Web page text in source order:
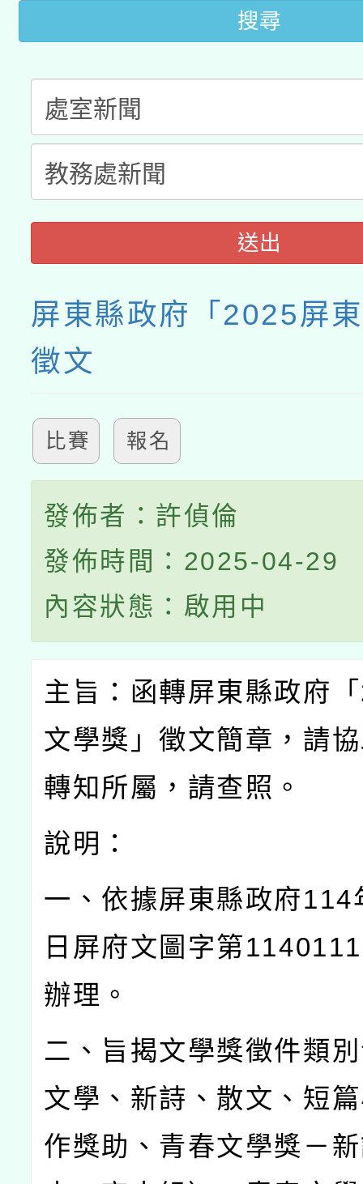
開 智慧啟航」搜尋
送出
屏東縣政府「2025屏
徵文
比賽 報名
發佈者：許偵倫
發佈時間：2025-04-29
內容狀態：啟用中
主旨：函轉屏東縣政府「
文學獎」徵文簡章，請
轉知所屬，請查照。
說明：
一、依據屏東縣政府114
日屏府文圖字第
辦理。
二、旨揭文學獎徵件類
文學、新詩、散文、短
作獎助、青春文學獎－